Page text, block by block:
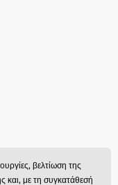
βελτίωση της
και, με τη συγκατάθεσή